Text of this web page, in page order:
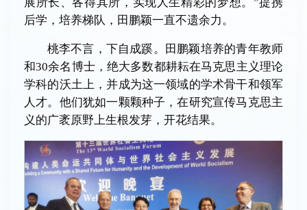
后学，培养梯队，田鹏颖一直不遗余力。
桃李不言，下自成蹊。田鹏颖培养的青年教师
和30余名博士，绝大多数都耕耘在马克思主义理论
学科的沃土上，并成为这一领域的学术骨干和领军
人才。他们犹如一颗颗种子，在研究宣传马克思主
义的广袤原野上生根发芽，开花结果。